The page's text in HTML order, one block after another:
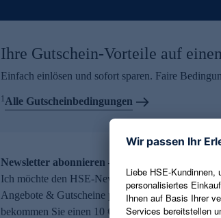
Ihre Gutschein-Vorteile auf
Einfach einlösen und sofort sparen. Faire
1Alle Gutscheinbedingungen
Newsletter abonnieren – 10 € Gutschein erhalten
Ich möchte den HSE-Newsletter abonnieren und
Angebote & Gutscheine per E-Mail erhalten. Als
bekommen Sie einen 10 € Gutschein. Eine